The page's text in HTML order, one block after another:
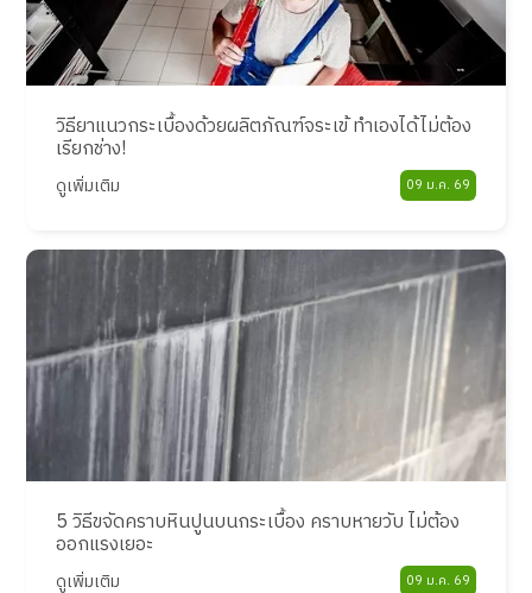
วิธียาแนวกระเบื้องด้วยผลิตภัณฑ์จระเข้ ทำเองได้ไม่ต้อง
เรียกช่าง!
ดูเพิ่มเติม 09 ม.ค. 69
5 วิธีขจัดคราบหินปูนบนกระเบื้อง คราบหายวับ ไม่ต้อง
ออกแรงเยอะ
ดูเพิ่มเติม 09 ม.ค. 69